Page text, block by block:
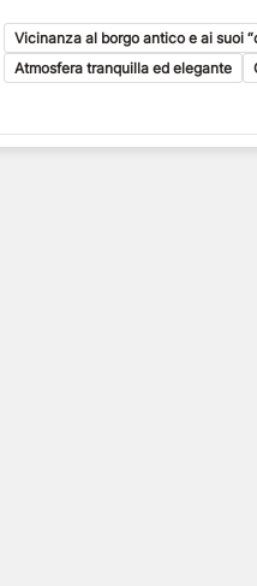
Vicinanza al borgo antico e ai suoi
Atmosfera tranquilla ed elegante